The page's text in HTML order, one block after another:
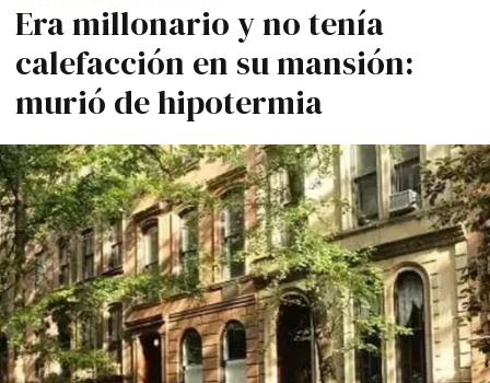
Era millonario y no tení­a
calefacción en su mansión:
murió de hipotermia